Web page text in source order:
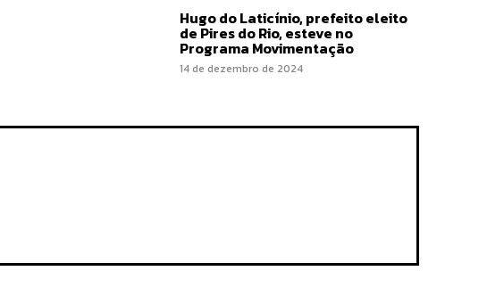
Hugo do Laticínio, prefeito eleito
de Pires do Rio, esteve no
Programa Movimentação
14 de dezembro de 2024